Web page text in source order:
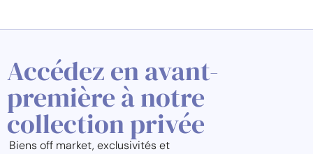
Accédez en avant-
première à notre
collection privée
Biens off market, exclusivités et